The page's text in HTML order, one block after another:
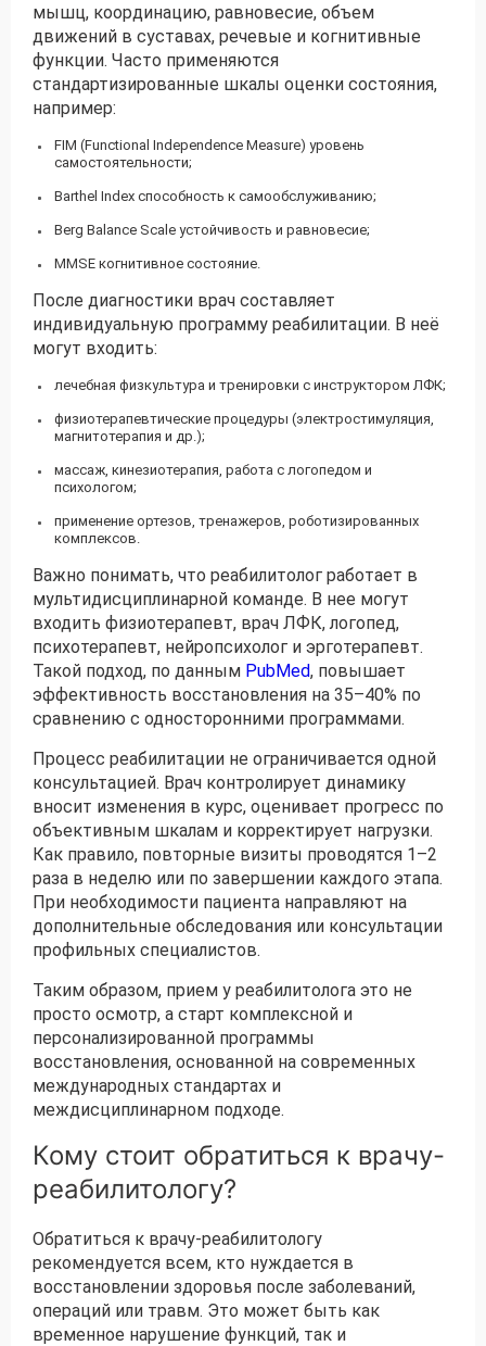
мышц, координацию, равновесие, объем
движений в суставах, речевые и когнитивные
функции. Часто применяются
стандартизированные шкалы оценки состояния,
например:
FIM (Functional Independence Measure) уровень
самостоятельности;
Barthel Index способность к самообслуживанию;
Berg Balance Scale устойчивость и равновесие;
MMSE когнитивное состояние.
После диагностики врач составляет
индивидуальную программу реабилитации. В неё
могут входить:
лечебная физкультура и тренировки с инструктором ЛФК;
физиотерапевтические процедуры (электростимуляция,
магнитотерапия и др.);
массаж, кинезиотерапия, работа с логопедом и
психологом;
применение ортезов, тренажеров, роботизированных
комплексов.
Важно понимать, что реабилитолог работает в
мультидисциплинарной команде. В нее могут
входить физиотерапевт, врач ЛФК, логопед,
психотерапевт, нейропсихолог и эрготерапевт.
Такой подход, по данным PubMed, повышает
эффективность восстановления на 35–40% по
сравнению с односторонними программами.
Процесс реабилитации не ограничивается одной
консультацией. Врач контролирует динамику
вносит изменения в курс, оценивает прогресс по
объективным шкалам и корректирует нагрузки.
Как правило, повторные визиты проводятся 1–2
раза в неделю или по завершении каждого этапа.
При необходимости пациента направляют на
дополнительные обследования или консультации
профильных специалистов.
Таким образом, прием у реабилитолога это не
просто осмотр, а старт комплексной и
персонализированной программы
восстановления, основанной на современных
международных стандартах и
междисциплинарном подходе.
Кому стоит обратиться к врачу-
реабилитологу?
Обратиться к врачу-реабилитологу
рекомендуется всем, кто нуждается в
восстановлении здоровья после заболеваний,
операций или травм. Это может быть как
временное нарушение функций, так и